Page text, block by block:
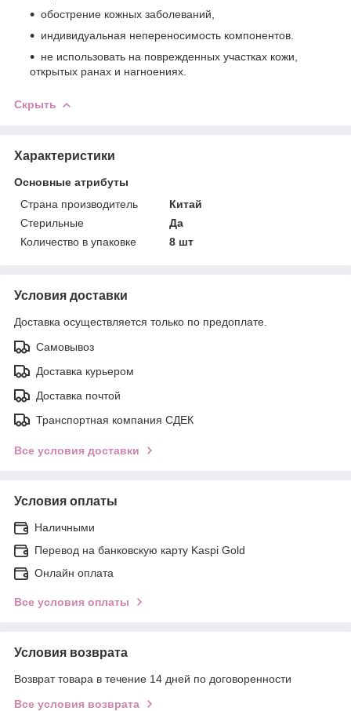
обострение кожных заболеваний,
индивидуальная непереносимость компонентов.
не использовать на поврежденных участках кожи,
открытых ранах и нагноениях.
Скрыть
Характеристики
Основные атрибуты
Страна производитель
Китай
Стерильные
Да
Количество в упаковке
8 шт
Условия доставки
Доставка осуществляется только по предоплате.
Самовывоз
Доставка курьером
Доставка почтой
Транспортная компания СДЕК
Все условия доставки
Условия оплаты
Наличными
Перевод на банковскую карту Kaspi Gold
Онлайн оплата
Все условия оплаты
Условия возврата
Возврат товара в течение 14 дней по договоренности
Все условия возврата